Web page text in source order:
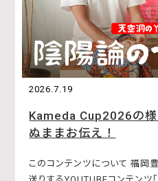
2026.7.19
Kameda Cup2026の
ぬままお伝え！
このコンテンツについて 福岡